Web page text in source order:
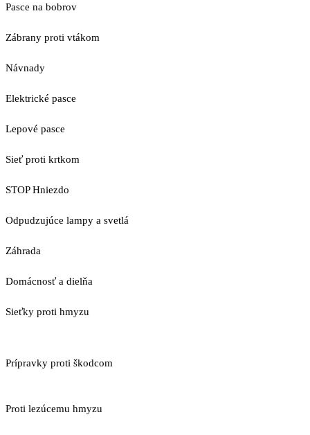
Pasce na bobrov
Zábrany proti vtákom
Návnady
Elektrické pasce
Lepové pasce
Sieť proti krtkom
STOP Hniezdo
Odpudzujúce lampy a svetlá
Záhrada
Domácnosť a dielňa
Sieťky proti hmyzu
Prípravky proti škodcom
Proti lezúcemu hmyzu